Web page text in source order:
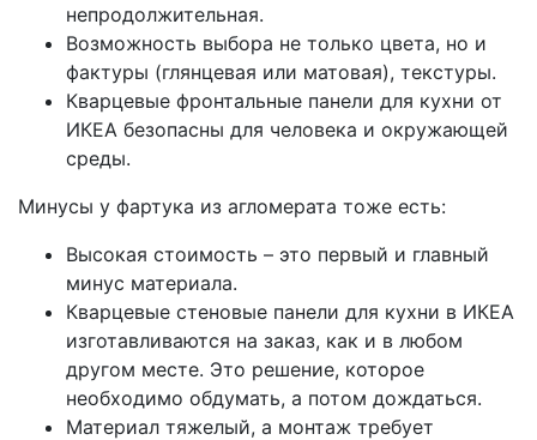
непродолжительная.
Возможность выбора не только цвета, но и
фактуры (глянцевая или матовая), текстуры.
Кварцевые фронтальные панели для кухни от
ИКЕА безопасны для человека и окружающей
среды.
Минусы у фартука из агломерата тоже есть:
Высокая стоимость – это первый и главный
минус материала.
Кварцевые стеновые панели для кухни в ИКЕА
изготавливаются на заказ, как и в любом
другом месте. Это решение, которое
необходимо обдумать, а потом дождаться.
Материал тяжелый, а монтаж требует